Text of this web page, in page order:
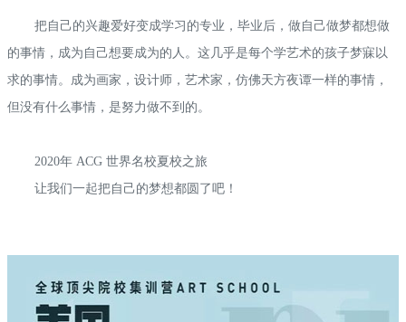
把自己的兴趣爱好变成学习的专业，毕业后，做自己做梦都想做
的事情，成为自己想要成为的人。这几乎是每个学艺术的孩子梦寐以
求的事情。成为画家，设计师，艺术家，仿佛天方夜谭一样的事情，
但没有什么事情，是努力做不到的。
2020年 ACG 世界名校夏校之旅
让我们一起把自己的梦想都圆了吧！